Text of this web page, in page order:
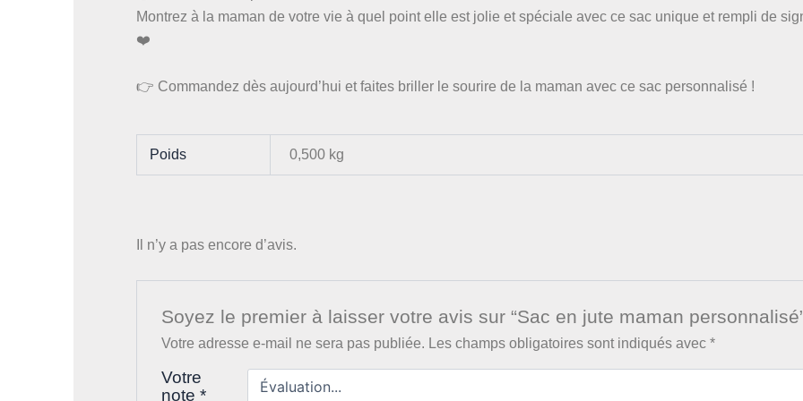
Montrez à la maman de votre vie à quel point elle est jolie et spéciale avec ce sac unique et rempli de
❤️
👉 Commandez dès aujourd’hui et faites briller le sourire de la maman avec ce sac personnalisé !
Poids 0,500 kg
Il n’y a pas encore d’avis.
Soyez le premier à laisser votre avis sur “Sac en jute maman
Votre adresse e-mail ne sera pas publiée. Les champs obligatoires sont indiqués avec *
Votre
note *